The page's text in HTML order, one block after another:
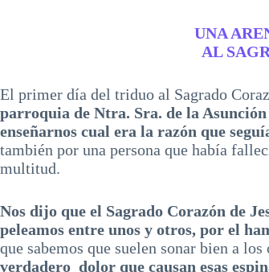
UNA
AL
El primer día del triduo al Sagrado
parroquia de Ntra. Sra. de la
enseñarnos cual era la razón que
también por una persona que había
multitud.
Nos dijo que el Sagrado Corazón de
peleamos entre unos y otros, por el
que sabemos que suelen sonar bien a
verdadero dolor que causan esas